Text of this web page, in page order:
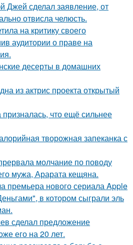
Джей сделал заявление, от
отвисла челюсть.
на критику своего
аудитории о праве на
десерты в домашних
из актрис проекта открытый
что ещё сильнее
творожная запеканка с
молчание по поводу
мужа, Арарата кещяна.
премьера нового сериала Apple
в котором сыграли эль
сделал предложение
его на 20 лет.